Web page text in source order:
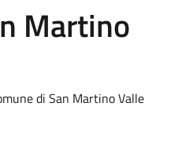
Martino
di San Martino Valle